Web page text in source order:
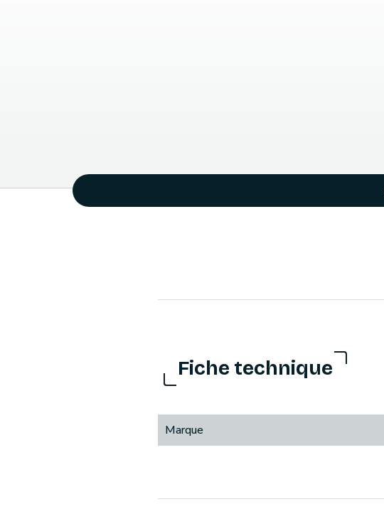
Fiche technique
Marque